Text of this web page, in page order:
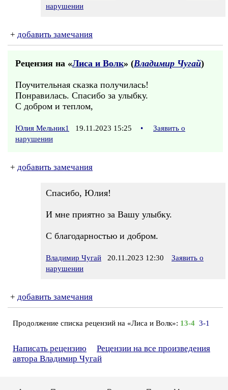
нарушении
+ добавить замечания
Рецензия на «Лиса и Волк» (Владимир Чугай)
Поучительная сказка получилась!
Понравилась. Спасибо за улыбку.
С добром и теплом,
Юлия Мельник1 19.11.2023 15:25 •
Заявить о
нарушении
+ добавить замечания
Спасибо, Юлия!
И мне приятно за Вашу улыбку.
С благодарностью и добром.
Владимир Чугай 20.11.2023 12:30
Заявить о
нарушении
+ добавить замечания
Продолжение списка рецензий на «Лиса и Волк»: 13-4 3-1
Написать рецензию
Рецензии на все произведения
автора Владимир Чугай